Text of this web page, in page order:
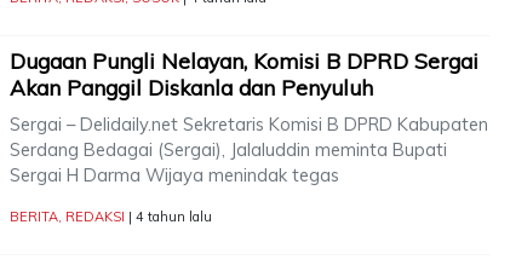
Dugaan Pungli Nelayan, Komisi B DPRD Sergai
Akan Panggil Diskanla dan Penyuluh
Sergai – Delidaily.net Sekretaris Komisi B DPRD Kabupaten
Serdang Bedagai (Sergai), Jalaluddin meminta Bupati
Sergai H Darma Wijaya menindak tegas
BERITA, REDAKSI | 4 tahun lalu